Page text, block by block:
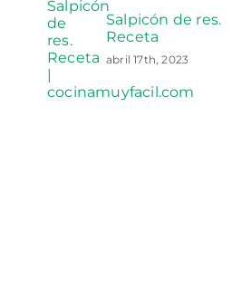
Salpicón de res.
Receta
abril 17th, 2023